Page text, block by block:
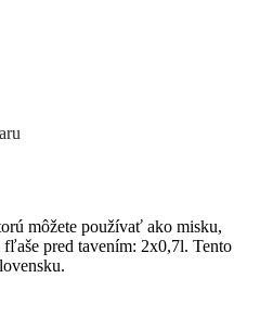
môžete používať ako misku,
pred tavením: 2x0,7l. Tento